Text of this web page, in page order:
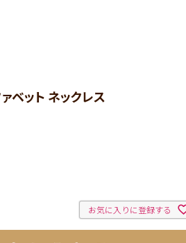
ベット ネックレス
お気に入りに登録する